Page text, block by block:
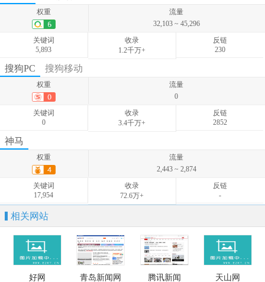
关键词
46,961
权重
流量
32,103 ~ 45,296
关键词
5,893
收录
1.2千万+
反链
230
权重
关键词
38,244
搜狗PC 搜狗移动
权重
流量
0
关键词
0
收录
3.4千万+
反链
2852
关键词
0
神马
权重
流量
2,443 ~ 2,874
关键词
17,954
收录
72.6万+
反链
-
相关网站
好网 青岛新闻网 腾讯新闻 天山网